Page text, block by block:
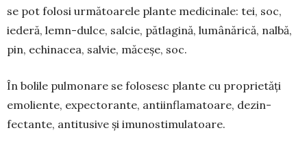
se pot fo­losi următoarele plante medici­na­le: tei, soc,
iederă, lemn-dulce, salcie, pătlagină, lu­mâ­nărică, nalbă,
pin, echinacea, salvie, măceșe, soc.
În bolile pulmonare se folosesc plante cu pro­prie­tăți
emoliente, ex­pectorante, antiinflama­toa­re, dez­in­
fectante, antitusive și imunostimu­la­toare.